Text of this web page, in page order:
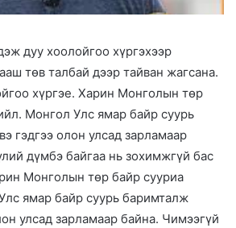
дуу хоолойгоо хүргэхээр
төв талбай дээр тайван жагсана.
хүргэе. Харин Монголын төр
Монгол Улс ямар байр суурь
гэдгээ олон улсад зарламаар
дүмбэ байгаа нь зохимжгүй бас
Монголын төр байр сууриа
ямар байр суурь баримталж
улсад зарламаар байна. Чимээгүй